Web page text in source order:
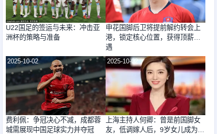
U22国足的签运与未来：冲击亚
洲杯的策略与准备
申花国脚后卫将提前解约转会上
港，锁定核心位置，获得顶薪待
遇
2025-10-02
费利佩：争冠决心不减，成都蓉
城需展现中国足球实力并夺冠
2025-10-02
上海主持人何卿：曾是前国脚女
友，低调嫁人后，9岁女儿成为骄